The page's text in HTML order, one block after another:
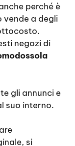
perché è
vende a degli
negozi di
gli annunci e
suo interno.
si